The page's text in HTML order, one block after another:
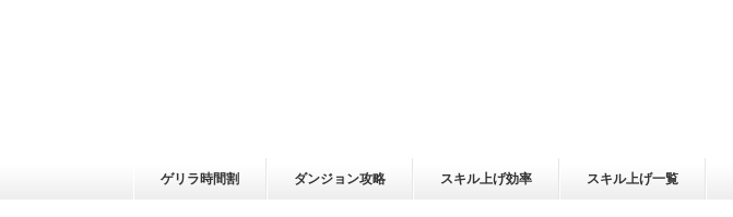
ゲリラ時間割 ダンジョン攻略 スキル上げ効率 スキル上げ一覧